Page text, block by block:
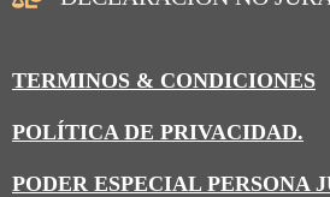
TERMINOS & CONDICIONES
POLÍTICA DE PRIVACIDAD.
PODER ESPECIAL PERSONA